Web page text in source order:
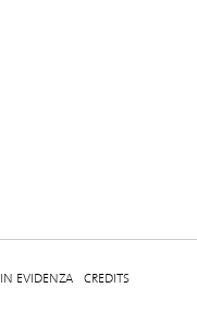
IN EVIDENZA CREDITS